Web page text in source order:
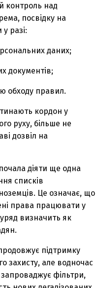
контроль над
посвідку на
разі:
даних;
документів;
обходу правил.
кордон у
руху, більше не
дозвіл на
діяти ще одна
списків
Це означає, що
права працювати у
визначить як
підтримку
захисту, але водночас
фільтри,